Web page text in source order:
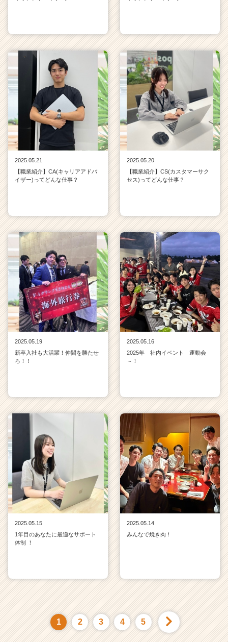
2025.05.21
【職業紹介】CA(キャリアアドバ
イザー)ってどんな仕事？
2025.05.20
【職業紹介】CS(カスタマーサク
セス)ってどんな仕事？
2025.05.19
新卒入社も大活躍！仲間を勝たせ
ろ！！
2025.05.16
2025年 社内イベント 運動会
～！
2025.05.15
1年目のあなたに最適なサポート
体制 ！
2025.05.14
みんなで焼き肉！
1 2 3 4 5